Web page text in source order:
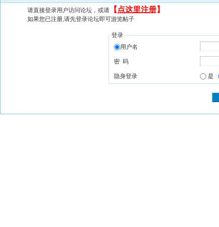
请直接登录用户访问论坛，或请 【 点这里注册】
如果您已注册,请先登录论坛即可游览帖子
登录
用户名
密 码
隐身登录 是